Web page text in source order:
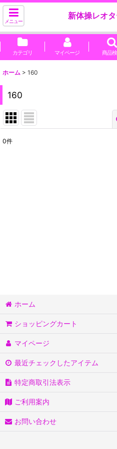
メニュー
新体操レオ
カテゴリ マイページ 商品
ホーム > 160
160
0件
ホーム
ショッピングカート
マイページ
最近チェックしたアイテム
特定商取引法表示
ご利用案内
お問い合わせ